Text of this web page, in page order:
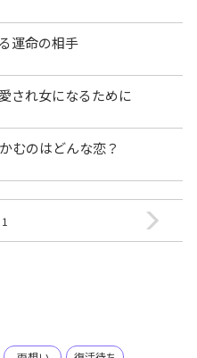
運命の相手
され女になるために
むのはどんな恋？